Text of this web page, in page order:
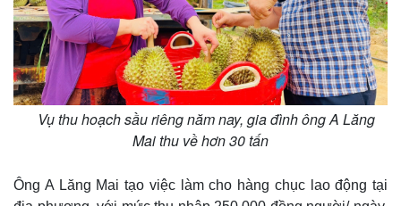
Vụ thu hoạch sầu riêng năm nay, gia đình ông A Lăng
Mai thu về hơn 30 tấn
Ông A Lăng Mai tạo việc làm cho hàng chục lao động tại